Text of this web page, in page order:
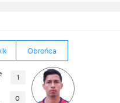
Obrońca
1
0